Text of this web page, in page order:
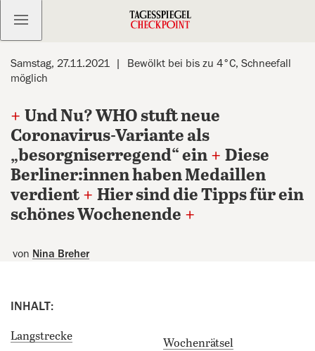
Kostenlos anmelden
Samstag, 27.11.2021
Bewölkt bei bis zu 4°C, Schneefall
möglich
+ Und Nu? WHO stuft neue
Coronavirus-Variante als
„besorgniserregend“ ein + Diese
Berliner:innen haben Medaillen
verdient + Hier sind die Tipps für ein
schönes Wochenende +
von Nina Breher
INHALT:
Langstrecke
Wochenrätsel